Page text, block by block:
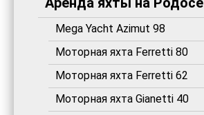
Mega Yacht Azimut 98
Моторная яхта Ferretti 80
Моторная яхта Ferretti 62
Моторная яхта Gianetti 40